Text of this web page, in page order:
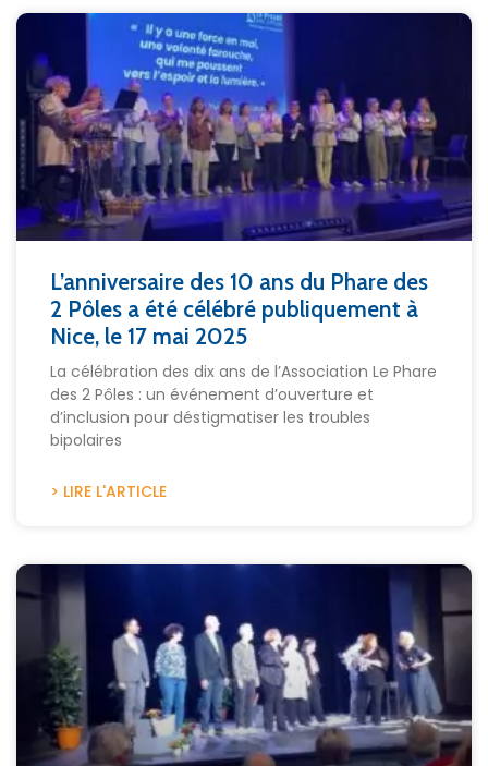
L’anniversaire des 10 ans du Phare des
2 Pôles a été célébré publiquement à
Nice, le 17 mai 2025
La célébration des dix ans de l’Association Le Phare
des 2 Pôles : un événement d’ouverture et
d’inclusion pour déstigmatiser les troubles
bipolaires
> LIRE L'ARTICLE